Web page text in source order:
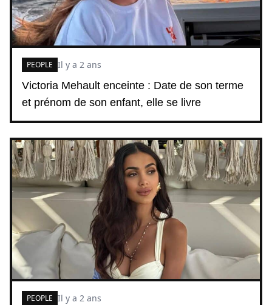
Victoria Mehault enceinte : Date de son terme
et prénom de son enfant, elle se livre
PEOPLE Il y a 2 ans
PEOPLE Il y a 2 ans